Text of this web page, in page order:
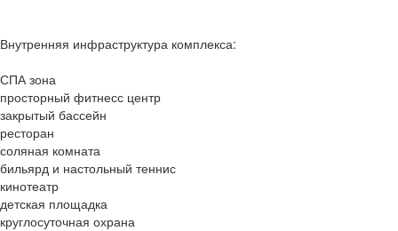
Внутренняя инфраструктура комплекса:
СПА зона
просторный фитнесс центр
закрытый бассейн
ресторан
соляная комната
бильярд и настольный теннис
кинотеатр
детская площадка
круглосуточная охрана